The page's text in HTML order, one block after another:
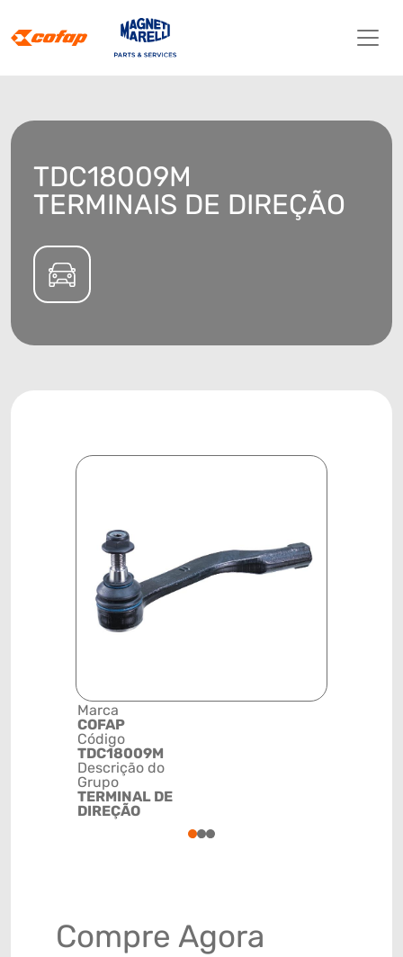
TDC18009M
TERMINAIS DE DIREÇÃO
Marca
COFAP
Código
TDC18009M
Descrição do
Grupo
TERMINAL DE
DIREÇÃO
123
Compre Agora